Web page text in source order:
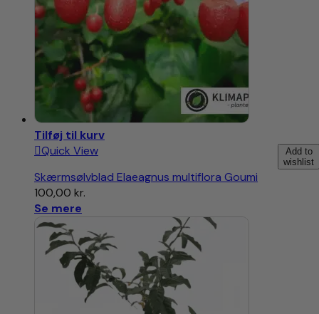
Tilføj til kurv
Add to
wishlist
Quick View
Skærmsølvblad Elaeagnus multiflora Goumi
100,00 kr.
Se mere